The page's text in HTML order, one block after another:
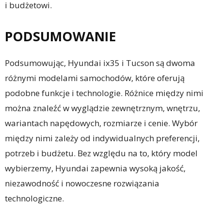
i budżetowi.
PODSUMOWANIE
Podsumowując, Hyundai ix35 i Tucson są dwoma
różnymi modelami samochodów, które oferują
podobne funkcje i technologie. Różnice między nimi
można znaleźć w wyglądzie zewnętrznym, wnętrzu,
wariantach napędowych, rozmiarze i cenie. Wybór
między nimi zależy od indywidualnych preferencji,
potrzeb i budżetu. Bez względu na to, który model
wybierzemy, Hyundai zapewnia wysoką jakość,
niezawodność i nowoczesne rozwiązania
technologiczne.